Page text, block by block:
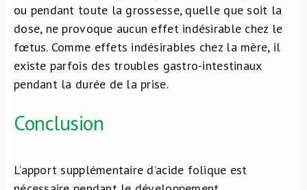
ou pendant toute la grossesse, quelle que soit la
dose, ne provoque aucun effet indésirable chez le
fœtus. Comme effets indésirables chez la mère, il
existe parfois des troubles gastro-intestinaux
pendant la durée de la prise.
Conclusion
L’apport supplémentaire d’acide folique est